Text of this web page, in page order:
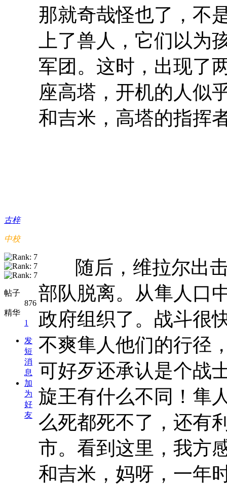
古梓
中校
帖子
876
精华
1
发
短
消
息
加
为
好
友
那就奇哉怪也了，不
上了兽人，它们以为
军团。这时，出现了
座高塔，开机的人似
和吉米，高塔的指挥
随后，维拉尔出
部队脱离。从隼人口
政府组织了。战斗很
不爽隼人他们的行径
可好歹还承认是个战
旋王有什么不同！隼
么死都死不了，还有
市。看到这里，我方
和吉米，妈呀，一年